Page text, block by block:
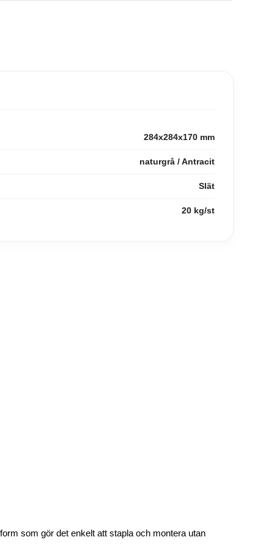
284x284x170 mm
naturgrå / Antracit
Slät
20 kg/st
som gör det enkelt att stapla och montera utan